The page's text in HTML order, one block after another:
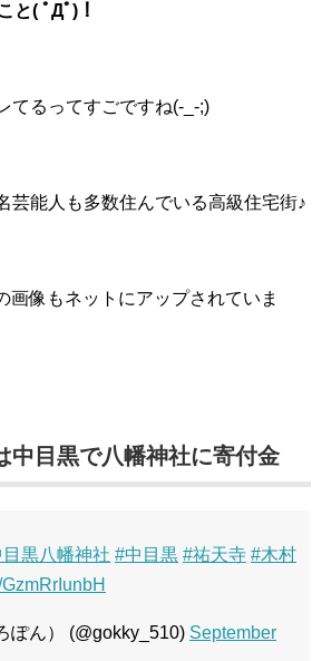
と( ﾟДﾟ)！
てるってすごですね(-_-;)
芸能人も多数住んでいる高級住宅街♪
画像もネットにアップされていま
中目黒で八幡神社に寄付金
黒八幡神社 #中目黒 #祐天寺 #木村
ぽん） (@gokky_510) September